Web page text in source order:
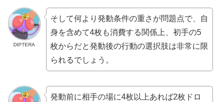
DIPTERA
そして何より発動条件の重さが問題点で、自
身を含めて4枚も消費する関係上、初手の5
枚からだと発動後の行動の選択肢は非常に限
られるでしょう。
発動前に相手の場に4枚以上あれば2枚ドロ